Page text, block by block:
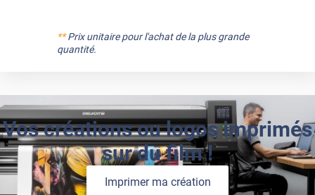
**Prix unitaire pour l'achat de la plus grande
quantité.
Vos créations ou logos imprimés
sur du film !
Imprimer ma création